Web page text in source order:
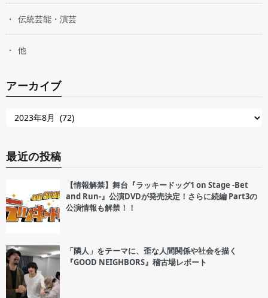
伝統芸能・演芸
他
アーカイブ
最近の投稿
【情報解禁】舞台『ラッキードッグ1 on Stage -Bet
and Run-』公演DVDが発売決定！さらに続編 Part3の
公演情報も解禁！！
「隣人」をテーマに、歪な人間関係や社会を描く
『GOOD NEIGHBORS』稽古場レポート